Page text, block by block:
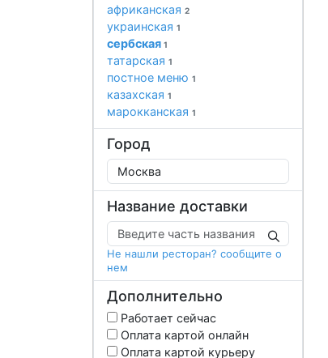
африканская 2
украинская 1
сербская 1
татарская 1
постное меню 1
казахская 1
марокканская 1
Город
Название доставки
Не нашли ресторан? сообщите о
нем
Дополнительно
Работает сейчас
Оплата картой онлайн
Оплата картой курьеру